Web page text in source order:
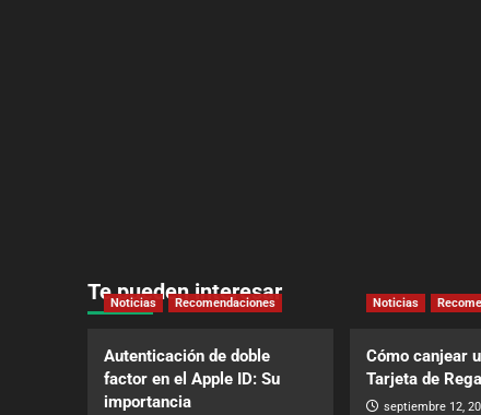
Te pueden interesar
Noticias Recomendaciones
Autenticación de doble
factor en el Apple ID: Su
importancia
Noticias
Cómo canjear
Tarjeta de
septiembre 12,